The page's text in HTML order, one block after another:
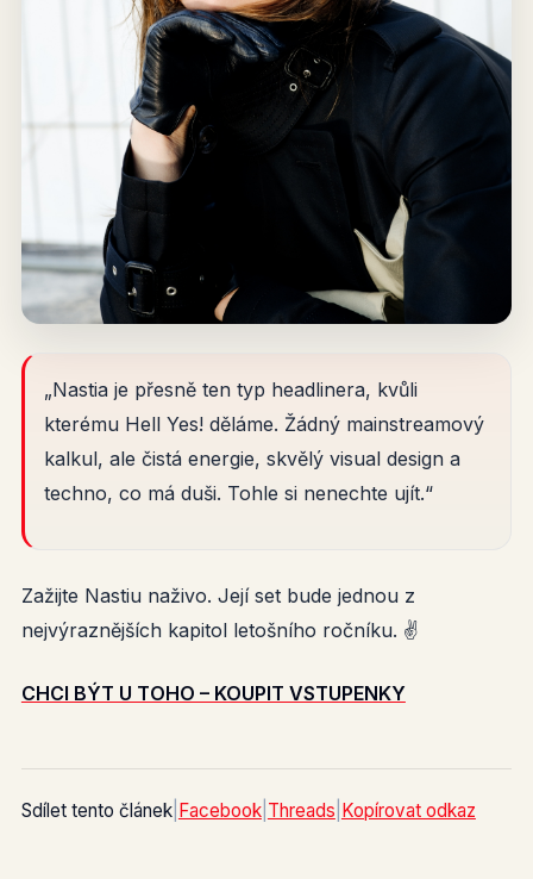
„Nastia je přesně ten typ headlinera, kvůli
kterému Hell Yes! děláme. Žádný mainstreamový
kalkul, ale čistá energie, skvělý visual design a
techno, co má duši. Tohle si nenechte ujít.“
Zažijte Nastiu naživo. Její set bude jednou z
nejvýraznějších kapitol letošního ročníku. ✌️
CHCI BÝT U TOHO – KOUPIT VSTUPENKY
Sdílet tento článek| Facebook| Threads Kopírovat odkaz